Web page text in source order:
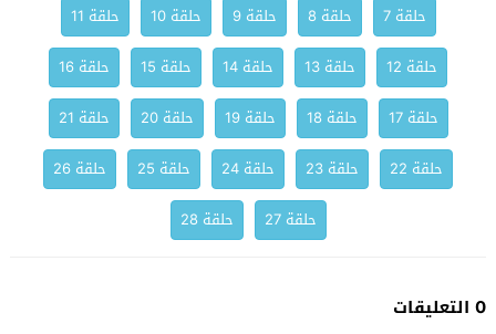
حلقة 7
حلقة 8 حلقة 9 حلقة 10
حلقة 11
حلقة 12
حلقة 13 حلقة 14 حلقة 15
حلقة 16
حلقة 17
حلقة 18 حلقة 19 حلقة 20
حلقة 21
حلقة 22
حلقة 23 حلقة 24 حلقة 25
حلقة 26
حلقة 27
حلقة 28
0 التعليقات